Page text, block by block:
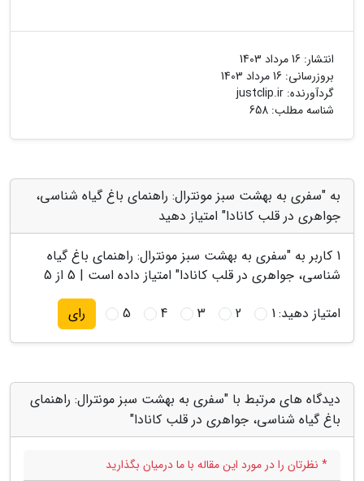
انتشار: 16 مرداد 1403
بروزرسانی: 16 مرداد 1403
گردآورنده: justclip.ir
شناسه مطلب: 658
به "سفری به بهشت سبز مونترال: راهنمای باغ گیاه شناسی،
جواهری در قلب کانادا" امتیاز دهید
1 کاربر به "سفری به بهشت سبز مونترال: راهنمای باغ گیاه
شناسی، جواهری در قلب کانادا" امتیاز داده است | 5 از 5
امتیاز دهید:1
2
3
4
5 رای
دیدگاه های مرتبط با "سفری به بهشت سبز مونترال: راهنمای
باغ گیاه شناسی، جواهری در قلب کانادا"
* نظرتان را در مورد این مقاله با ما درمیان بگذارید